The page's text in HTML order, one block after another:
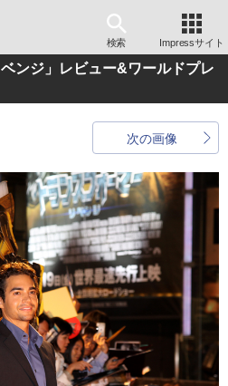
検索 Impressサイト
ンジ」レビュー&ワールドプレ
次の画像